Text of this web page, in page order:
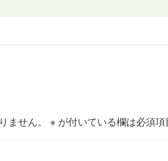
ません。 ※ が付いている欄は必須項